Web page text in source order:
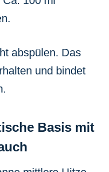
abspülen. Das
und bindet
Basis mit